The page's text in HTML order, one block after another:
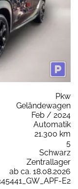
Pkw
Geländewagen
Feb / 2024
Automatik
21.300 km
5
Schwarz
Zentrallager
ab ca. 18.08.2026
E2